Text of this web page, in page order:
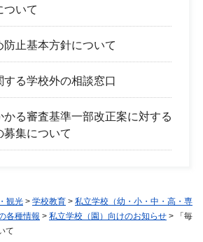
ついて
防止基本方針について
する学校外の相談窓口
かる審査基準一部改正案に対する
募集について
観光 > 学校教育 > 私立学校（幼・小・中・高・専
各種情報 > 私立学校（園）向けのお知らせ > 「毎
て